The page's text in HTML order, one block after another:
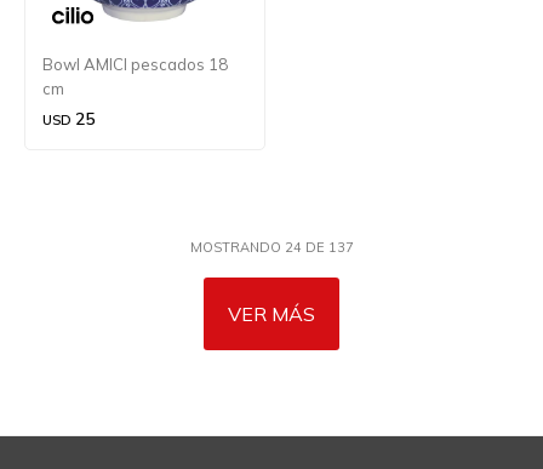
Bowl AMICI pescados 18
cm
USD 25
MOSTRANDO 24 DE 137
VER MÁS